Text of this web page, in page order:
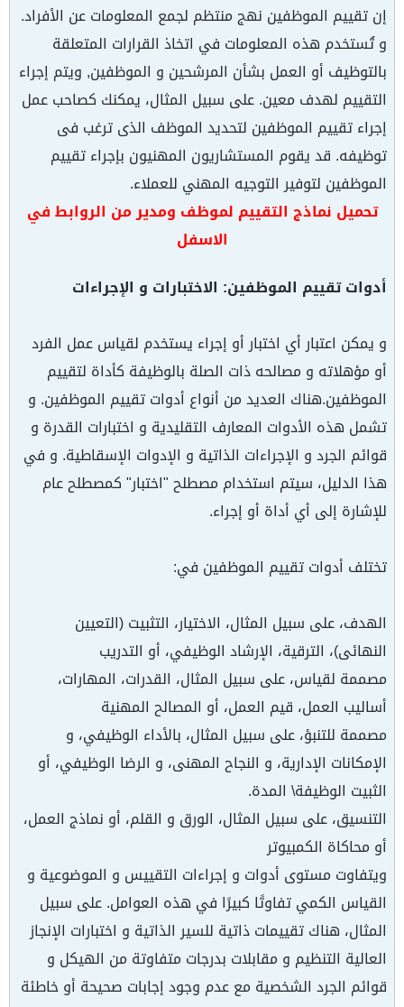
إن تقييم الموظفين نهج منتظم لجمع المعلومات عن الأفراد.
و تُستخدم هذه المعلومات في اتخاذ القرارات المتعلقة
بالتوظيف أو العمل بشأن المرشحين و الموظفين, ويتم إجراء
التقييم لهدف معين. علی سبیل المثال، یمکنك کصاحب عمل
إجراء تقییم الموظفین لتحدید الموظف الذى ترغب فى
توظيفه. قد يقوم المستشاريون المهنيون بإجراء تقييم
الموظفين لتوفير التوجيه المهني للعملاء.
تحميل نماذج التقييم لموظف ومدير من الروابط في
الاسفل
أدوات تقييم الموظفين: الاختبارات و الإجراءات
و يمكن اعتبار أي اختبار أو إجراء يستخدم لقياس عمل الفرد
أو مؤهلاته و مصالحه ذات الصلة بالوظيفة كأداة لتقييم
الموظفين.هناك العديد من أنواع أدوات تقييم الموظفين. و
تشمل هذه الأدوات المعارف التقليدية و اختبارات القدرة و
قوائم الجرد و الإجراءات الذاتية و الإدوات الإسقاطية. و في
هذا الدليل، سيتم استخدام مصطلح "اختبار" كمصطلح عام
للإشارة إلى أي أداة أو إجراء.
تختلف أدوات تقييم الموظفين في:
الهدف، على سبيل المثال، الاختيار، التثبيت (التعيين
النهائى)، الترقية، الإرشاد الوظيفي، أو التدريب
مصممة لقياس، على سبيل المثال، القدرات، المهارات،
أساليب العمل، قيم العمل، أو المصالح المهنية
مصممة للتنبؤ، على سبيل المثال، بالأداء الوظيفي، و
الإمكانات الإدارية، و النجاح المهنى، و الرضا الوظيفي، أو
الثبيت الوظيفة\ المدة.
التنسيق، على سبيل المثال، الورق و القلم، أو نماذج العمل،
أو محاكاة الكمبيوتر
ويتفاوت مستوى أدوات و إجراءات التقييس و الموضوعية و
القياس الكمي تفاوتًا كبيرًا في هذه العوامل. على سبيل
المثال، هناك تقييمات ذاتية للسير الذاتية و اختبارات الإنجاز
العالية التنظيم و مقابلات بدرجات متفاوتة من الهيكل و
قوائم الجرد الشخصية مع عدم وجود إجابات صحيحة أو خاطئة